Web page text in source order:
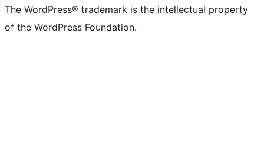
The WordPress® trademark is the intellectual property
of the WordPress Foundation.